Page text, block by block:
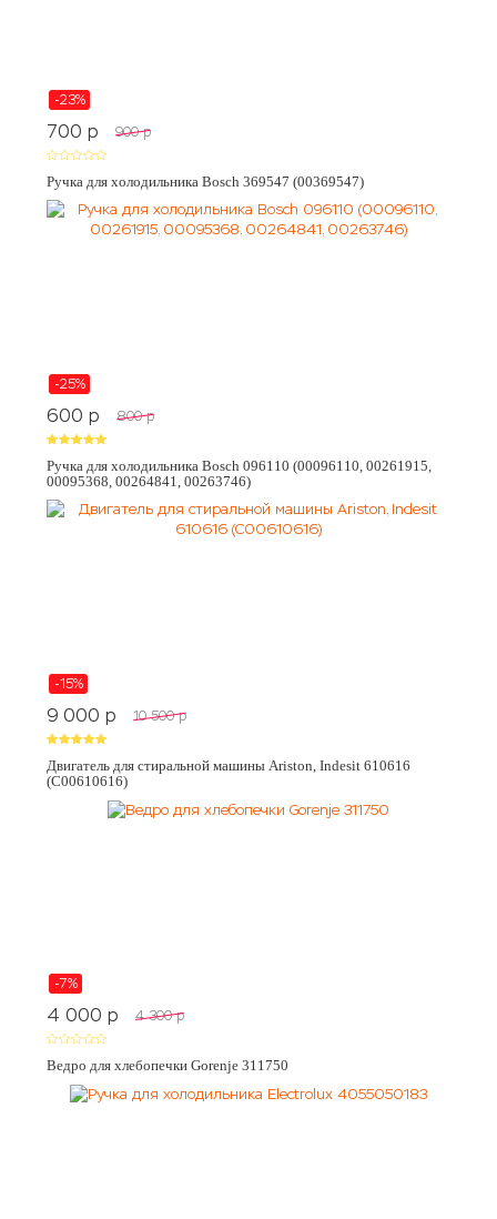
-23%
700 p 900 p
Ручка для холодильника Bosch 369547 (00369547)
-25%
600 p 800 p
Ручка для холодильника Bosch 096110 (00096110, 00261915,
00095368, 00264841, 00263746)
-15%
9 000 p 10 500 p
Двигатель для стиральной машины Ariston, Indesit 610616
(C00610616)
-7%
4 000 p 4 300 p
Ведро для хлебопечки Gorenje 311750